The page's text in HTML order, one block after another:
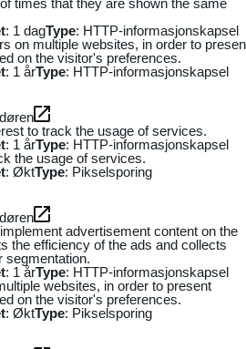
: 1 dagType: HTTP-informasjonskapsel
on multiple websites, in order to
on the visitor's preferences.
: 1 årType: HTTP-informasjonskapsel
to track the usage of services.
: 1 årType: HTTP-informasjonskapsel
the usage of services.
: ØktType: Pikselsporing
advertisement content on the
the efficiency of the ads and collects
segmentation.
: 1 årType: HTTP-informasjonskapsel
websites, in order to present
on the visitor's preferences.
: ØktType: Pikselsporing